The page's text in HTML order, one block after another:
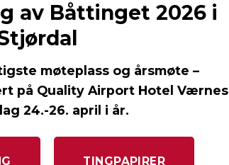
av Båttinget 2026 i
møteplass og årsmøte –
på Quality Airport Hotel Værnes
24.-26. april i år.
TINGPAPIRER